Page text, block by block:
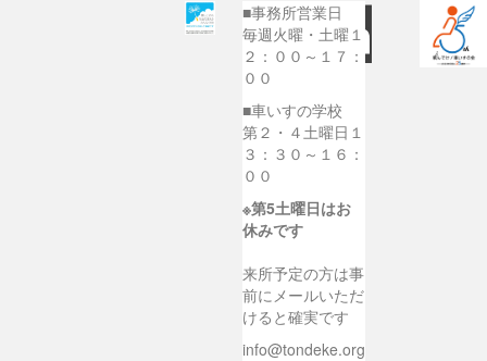
■事務所営業日
毎週火曜・土曜１
２：００～１７：
００
■車いすの学校
第２・４土曜日１
３：３０～１６：
００
※第5土曜日はお
休みです
来所予定の方は事
前にメールいただ
けると確実です
info@tondeke.org